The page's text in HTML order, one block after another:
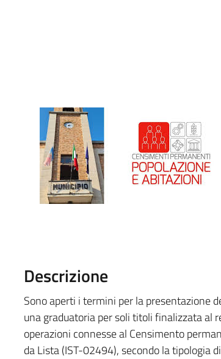
Descrizione
Sono aperti i termini per la presentazione
una graduatoria per soli titoli finalizzata al
operazioni connesse al Censimento
da Lista (IST-02494), secondo la tipologia